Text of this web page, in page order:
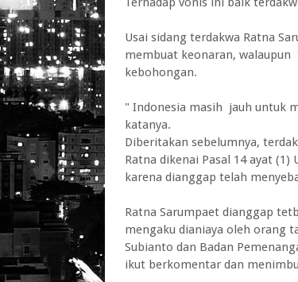
Usai sidang terdakwa Ratna
membuat keonaran,
kebohongan.
" Indonesia masih jauh untuk
katanya.
Diberitakan sebelumnya,
Ratna dikenai Pasal 14 ayat
karena dianggap telah
Ratna Sarumpaet dianggap
mengaku dianiaya oleh orang
Subianto dan Badan
ikut berkomentar dan